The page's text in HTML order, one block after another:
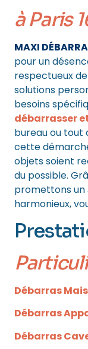
à Paris
MAXI
pour un
respectueux
solutions
besoins
débarrasser
bureau ou tout
cette
objets soient
du possible.
promettons un
harmonieux,
Débarras
Débarras
Débarras